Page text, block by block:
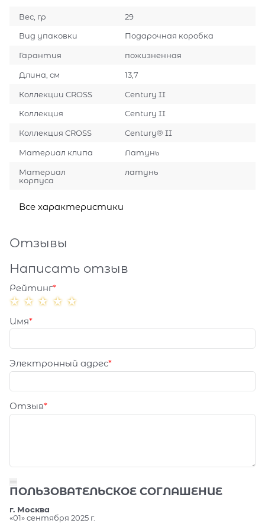
Вес, гр 29
Вид упаковки Подарочная коробка
Гарантия пожизненная
Длина, см 13,7
Коллекции CROSS Century II
Коллекция Century II
Коллекция CROSS Century® II
Материал клипа Латунь
Материал
корпуса
латунь
Все характеристики
Отзывы
Написать отзыв
Рейтинг
Имя
Электронный адрес
Отзыв
ПОЛЬЗОВАТЕЛЬСКОЕ СОГЛАШЕНИЕ
г. Москва
«01» сентября 2025 г.